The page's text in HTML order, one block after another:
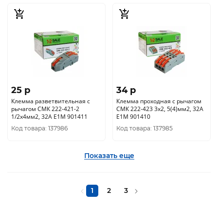
25 p
Клемма разветвительная с
рычагом СМК 222-421-2
1/2х4мм2, 32А E1М 901411
Код товара: 137986
34 p
Клемма проходная с рычагом
СМК 222-423 3х2, 5(4)мм2, 32А
E1М 901410
Код товара: 137985
Показать еще
1 2 3